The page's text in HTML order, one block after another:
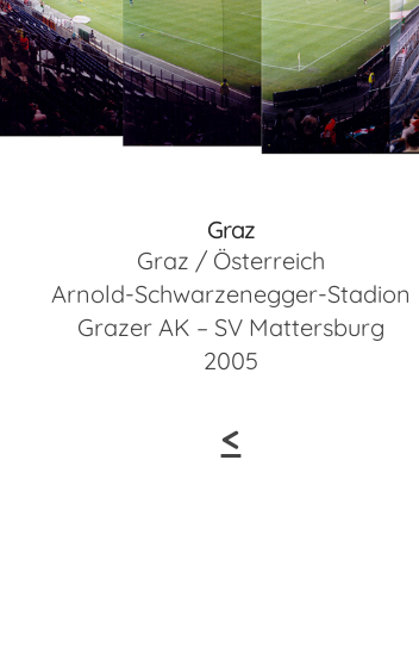
Graz
Graz / Österreich
Arnold-Schwarzenegger-Stadion
Grazer AK – SV Mattersburg
2005
<